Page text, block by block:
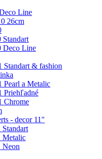
Line
26cm
Standart
Deco Line
Standart & fashion
Pearl a Metalic
Priehľadné
Chrome
- decor 11"
Metalic
Neon